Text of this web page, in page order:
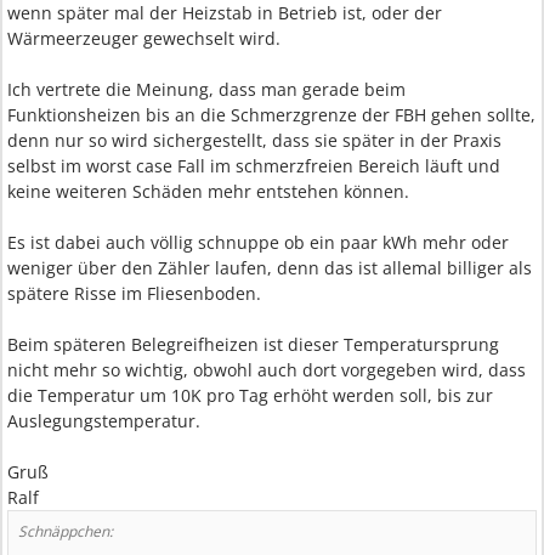
wenn später mal der Heizstab in Betrieb ist, oder der
Wärmeerzeuger gewechselt wird.
Ich vertrete die Meinung, dass man gerade beim
Funktionsheizen bis an die Schmerzgrenze der FBH gehen sollte,
denn nur so wird sichergestellt, dass sie später in der Praxis
selbst im worst case Fall im schmerzfreien Bereich läuft und
keine weiteren Schäden mehr entstehen können.
Es ist dabei auch völlig schnuppe ob ein paar kWh mehr oder
weniger über den Zähler laufen, denn das ist allemal billiger als
spätere Risse im Fliesenboden.
Beim späteren Belegreifheizen ist dieser Temperatursprung
nicht mehr so wichtig, obwohl auch dort vorgegeben wird, dass
die Temperatur um 10K pro Tag erhöht werden soll, bis zur
Auslegungstemperatur.
Gruß
Ralf
Schnäppchen: